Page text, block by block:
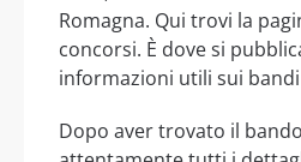
Romagna. Qui trovi la
concorsi. È dove si
informazioni utili sui
Dopo aver trovato il